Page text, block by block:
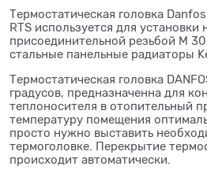
Термостатическая головка
RTS используется для установки
присоединительной резьбой M
стальные панельные радиаторы
Термостатическая головка
градусов, предназначенна для
теплоносителя в отопительный
температуру помещения
просто нужно выставить
термоголовке. Перекрытие
происходит автоматически.